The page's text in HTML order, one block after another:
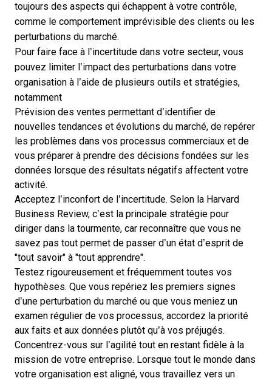
toujours des aspects qui échappent à votre contrôle,
comme le comportement imprévisible des clients ou les
perturbations du marché.
Pour faire face à l’incertitude dans votre secteur, vous
pouvez limiter l’impact des perturbations dans votre
organisation à l’aide de plusieurs outils et stratégies,
notamment
Prévision des ventes permettant d’identifier de
nouvelles tendances et évolutions du marché, de repérer
les problèmes dans vos processus commerciaux et de
vous préparer à prendre des décisions fondées sur les
données lorsque des résultats négatifs affectent votre
activité.
Acceptez l’inconfort de l’incertitude. Selon la Harvard
Business Review, c’est la principale stratégie pour
diriger dans la tourmente, car reconnaître que vous ne
savez pas tout permet de passer d’un état d’esprit de
"tout savoir" à "tout apprendre".
Testez rigoureusement et fréquemment toutes vos
hypothèses. Que vous repériez les premiers signes
d’une perturbation du marché ou que vous meniez un
examen régulier de vos processus, accordez la priorité
aux faits et aux données plutôt qu’à vos préjugés.
Concentrez-vous sur l’agilité tout en restant fidèle à la
mission de votre entreprise. Lorsque tout le monde dans
votre organisation est aligné, vous travaillez vers un